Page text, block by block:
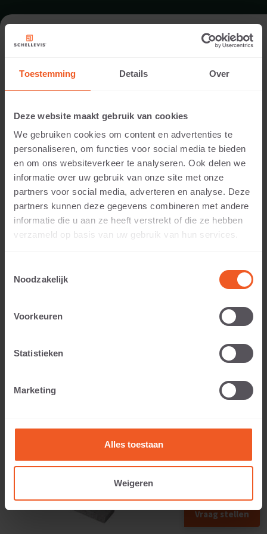
Toestemming Details Over
Deze website maakt gebruik van cookies
We gebruiken cookies om content en advertenties te
personaliseren, om functies voor social media te bieden
en om ons websiteverkeer te analyseren. Ook delen we
informatie over uw gebruik van onze site met onze
partners voor social media, adverteren en analyse. Deze
partners kunnen deze gegevens combineren met andere
informatie die u aan ze heeft verstrekt of die ze hebben
verzameld op basis van uw gebruik van hun services.
Noodzakelijk
Voorkeuren
Statistieken
Marketing
Alles toestaan
Weigeren
FORMAAT - OPSLUITING 100X20
ASSORTIMENT OPSLUITINGEN
5 CM DIKTE
Vraag stellen